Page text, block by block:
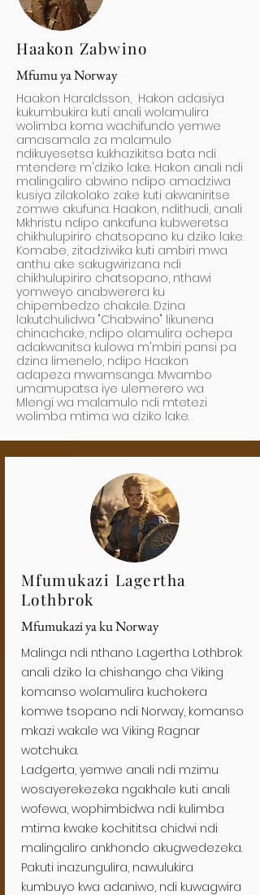
Haakon Zabwino
Mfumu ya Norway
Haakon Haraldsson, Hakon adasiya
kukumbukira kuti anali wolamulira
wolimba koma wachifundo yemwe
amasamala za malamulo
ndikuyesetsa kukhazikitsa bata ndi
mtendere m'dziko lake. Hakon anali ndi
malingaliro abwino ndipo amadziwa
kusiya zilakolako zake kuti akwaniritse
zomwe akufuna. Haakon, ndithudi, anali
Mkhristu ndipo ankafuna kubweretsa
chikhulupiriro chatsopano ku dziko lake.
Komabe, zitadziwika kuti ambiri mwa
anthu ake sakugwirizana ndi
chikhulupiriro chatsopano, nthawi
yomweyo anabwerera ku
chipembedzo chakale. Dzina
lakutchulidwa "Chabwino" likunena
chinachake, ndipo olamulira ochepa
adakwanitsa kulowa m'mbiri pansi pa
dzina limenelo, ndipo Haakon
adapeza mwamsanga. Mwambo
umamupatsa iye ulemerero wa
Mlengi wa malamulo ndi mtetezi
wolimba mtima wa dziko lake.
Mfumukazi Lagertha
Lothbrok
Mfumukazi ya ku Norway
Malinga ndi nthano Lagertha Lothbrok
anali dziko la chishango cha Viking
komanso wolamulira kuchokera
komwe tsopano ndi Norway, komanso
mkazi wakale wa Viking Ragnar
wotchuka.
Ladgerta, yemwe anali ndi mzimu
wosayerekezeka ngakhale kuti anali
wofewa, wophimbidwa ndi kulimba
mtima kwake kochititsa chidwi ndi
malingaliro ankhondo akugwedezeka.
Pakuti inazungulira, nawulukira
kumbuyo kwa adaniwo, ndi kuwagwira